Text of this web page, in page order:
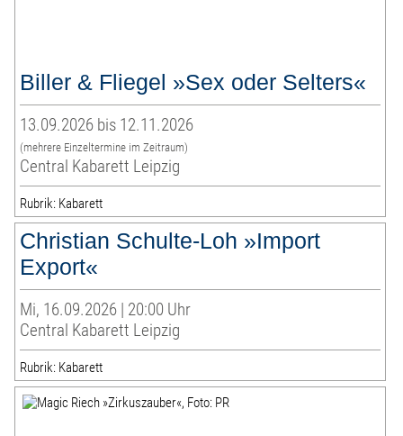
Biller & Fliegel »Sex oder Selters«
13.09.2026 bis 12.11.2026
(mehrere Einzeltermine im Zeitraum)
Central Kabarett Leipzig
Rubrik: Kabarett
Christian Schulte-Loh »Import
Export«
Mi, 16.09.2026 | 20:00 Uhr
Central Kabarett Leipzig
Rubrik: Kabarett